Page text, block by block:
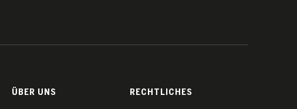
ÜBER UNS RECHTLICHES